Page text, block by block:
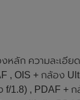
ลัก ความละเอีย
, OIS + กล้อง
f/1.8) , PDAF +